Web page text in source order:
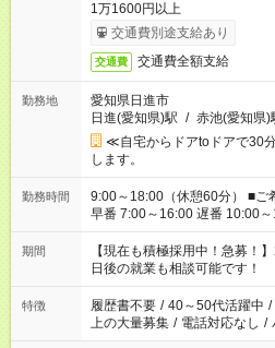
1万1600円以上
交通費別途支給あり
交通費 交通費全額支給
勤務地
愛知県日進市
日進(愛知県)駅 / 赤池(愛知県)
≪自宅からドアtoドアで30
します。
勤務時間
9:00～18:00（休憩60分） ■ご希望があれば下記シフトもOK！
早番 7:00～16:00 遅番 10:00～19:00 「家族と休み
い」 「余裕を持って夕飯の準
たくない」 など、ご希望を教えてくだ
の方へ 今ご覧のお仕事で希望
の勤務時間。 合計で週40時間
期間
【現在も積極採用中！急募
日後の就業も相談可能です！
特徴 履歴書不要 / 40～50代活躍中 /
上の大量募集 / 電話対応なし /